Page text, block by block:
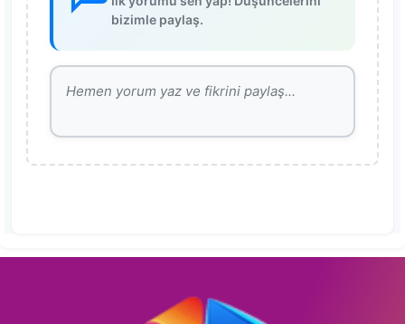
bizimle paylaş.